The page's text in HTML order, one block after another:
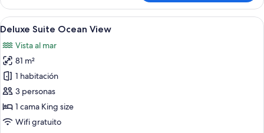
Ocean
View
Ver
todas
las
fotos
de
Deluxe
Suite
Ocean
Habitación de hotel con cama,
5
Deluxe Suite Ocean View
Vista al mar
81 m²
1 habitación
3 personas
1 cama King size
Wifi gratuito